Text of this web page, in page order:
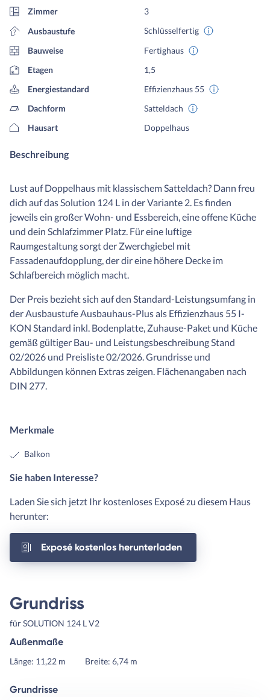
Zimmer
3
Ausbaustufe
Schlüsselfertig
Bauweise
Fertighaus
Etagen
1,5
Energiestandard
Effizienzhaus 55
Dachform
Satteldach
Hausart
Doppelhaus
Beschreibung
Lust auf Doppelhaus mit klassischem Satteldach? Dann freu
dich auf das Solution 124 L in der Variante 2. Es finden
jeweils ein großer Wohn- und Essbereich, eine offene Küche
und dein Schlafzimmer Platz. Für eine luftige
Raumgestaltung sorgt der Zwerchgiebel mit
Fassadenaufdopplung, der dir eine höhere Decke im
Schlafbereich möglich macht.
Der Preis bezieht sich auf den Standard-Leistungsumfang in
der Ausbaustufe Ausbauhaus-Plus als Effizienzhaus 55 I-
KON Standard inkl. Bodenplatte, Zuhause-Paket und Küche
gemäß gültiger Bau- und Leistungsbeschreibung Stand
02/2026 und Preisliste 02/2026. Grundrisse und
Abbildungen können Extras zeigen. Flächenangaben nach
DIN 277.
Merkmale
Balkon
Sie haben Interesse?
Laden Sie sich jetzt Ihr kostenloses Exposé zu diesem Haus
herunter:
Exposé kostenlos herunterladen
Grundriss
für SOLUTION 124 L V2
Außenmaße
Länge: 11,22 m Breite: 6,74 m
Grundrisse